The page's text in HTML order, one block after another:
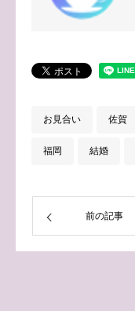
お見合い 佐賀
福岡 結婚
前の記事